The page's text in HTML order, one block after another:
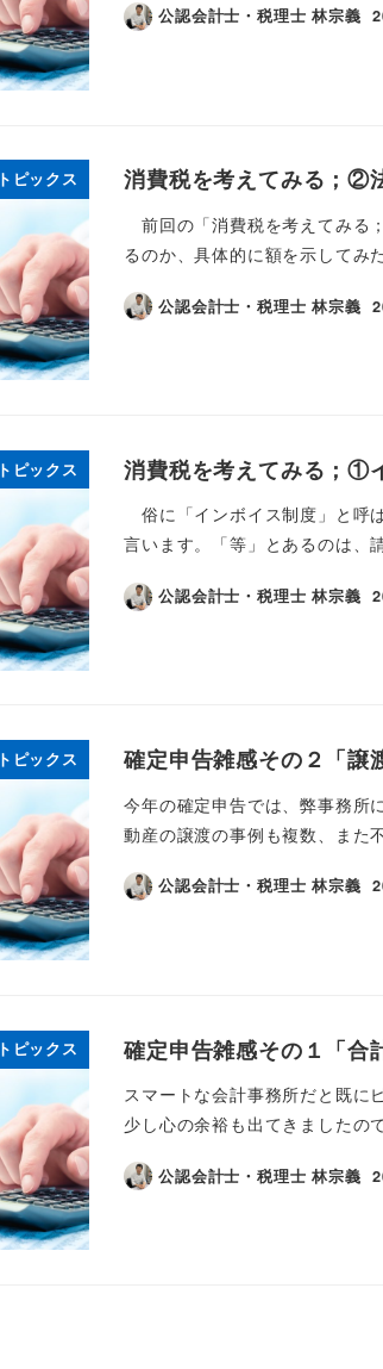
公認会計士・税理士 林宗義
トピックス 消費税を考えてみる；②
前回の「消費税を考えてみる
るのか、具体的に額を示して
公認会計士・税理士 林宗義
トピックス 消費税を考えてみる；①
俗に「インボイス制度」と呼
言います。「等」とあるのは、
公認会計士・税理士 林宗義
トピックス 確定申告雑感その２「譲
今年の確定申告では、弊事務所
動産の譲渡の事例も複数、また
公認会計士・税理士 林宗義
トピックス 確定申告雑感その１「合
スマートな会計事務所だと既に
少し心の余裕も出てきました
公認会計士・税理士 林宗義